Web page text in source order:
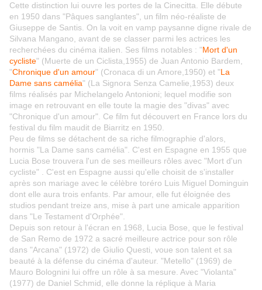
Cette distinction lui ouvre les portes de la Cinecitta. Elle débute
en 1950 dans "Pâques sanglantes", un film néo-réaliste de
Giuseppe de Santis. On la voit en vamp paysanne digne rivale de
Silvana Mangano, avant de se classer parmi les actrices les
recherchées du cinéma italien. Ses films notables : "Mort d'un
cycliste" (Muerte de un Ciclista,1955) de Juan Antonio Bardem,
"Chronique d'un amour" (Cronaca di un Amore,1950) et "La
Dame sans camélia" (La Signora Senza Camelie,1953) deux
films réalisés par Michelangelo Antonioni; lequel modifie son
image en retrouvant en elle toute la magie des "divas" avec
"Chronique d'un amour". Ce film fut découvert en France lors du
festival du film maudit de Biarritz en 1950.
Peu de films se détachent de sa riche filmographie d'alors,
hormis "La Dame sans camélia". C'est en Espagne en 1955 que
Lucia Bose trouvera l'un de ses meilleurs rôles avec "Mort d'un
cycliste" . C'est en Espagne aussi qu'elle choisit de s'installer
après son mariage avec le célèbre toréro Luis Miguel Dominguin
dont elle aura trois enfants. Par amour, elle fut éloignée des
studios pendant treize ans, mise à part une amicale apparition
dans "Le Testament d'Orphée".
Depuis son retour à l'écran en 1968, Lucia Bose, que le festival
de San Remo de 1972 a sacré meilleure actrice pour son rôle
dans "Arcana" (1972) de Giulio Questi, voue son talent et sa
beauté à la défense du cinéma d'auteur. "Metello" (1969) de
Mauro Bolognini lui offre un rôle à sa mesure. Avec "Violanta"
(1977) de Daniel Schmid, elle donne la réplique à Maria